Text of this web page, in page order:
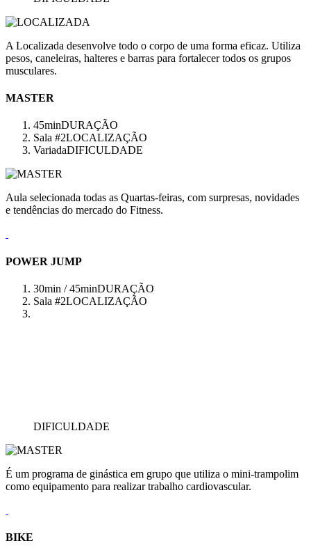
A Localizada desenvolve todo o corpo de uma forma eficaz. Utiliza
pesos, caneleiras, halteres e barras para fortalecer todos os grupos
musculares.
MASTER
45minDURAÇÃO
Sala #2LOCALIZAÇÃO
VariadaDIFICULDADE
Aula selecionada todas as Quartas-feiras, com surpresas, novidades
e tendências do mercado do Fitness.
POWER JUMP
30min / 45minDURAÇÃO
Sala #2LOCALIZAÇÃO
DIFICULDADE
É um programa de ginástica em grupo que utiliza o mini-trampolim
como equipamento para realizar trabalho cardiovascular.
BIKE